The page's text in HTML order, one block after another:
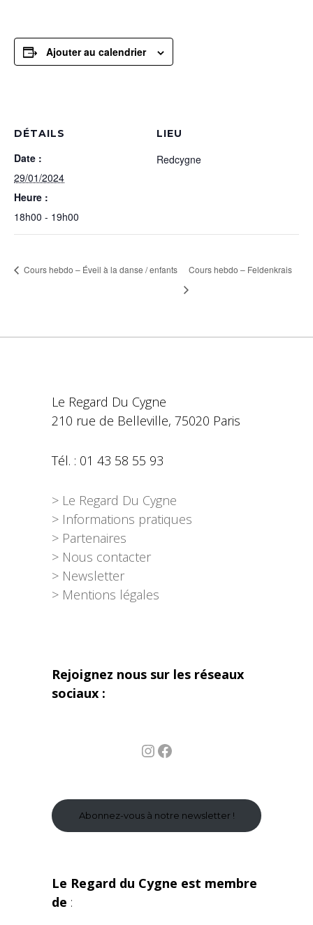
Ajouter au calendrier
DÉTAILS
Date :
29/01/2024
Heure :
18h00 - 19h00
LIEU
Redcygne
Cours hebdo – Éveil à la danse / enfants Cours hebdo – Feldenkrais
Le Regard Du Cygne
210 rue de Belleville, 75020 Paris
Tél. : 01 43 58 55 93
> Le Regard Du Cygne
> Informations pratiques
> Partenaires
> Nous contacter
> Newsletter
> Mentions légales
Rejoignez nous sur les réseaux
sociaux :
InstagramFacebook
Abonnez-vous à notre newsletter !
Le Regard du Cygne est membre
de :